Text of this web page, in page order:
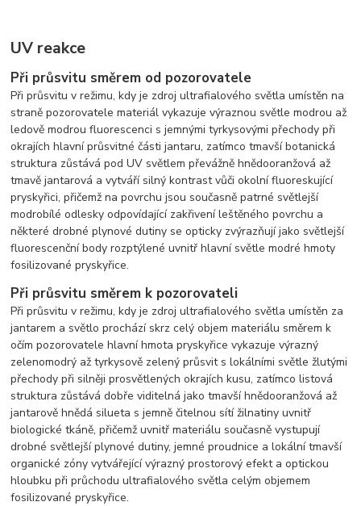
UV reakce
Při průsvitu směrem od pozorovatele
Při průsvitu v režimu, kdy je zdroj ultrafialového světla umístěn na
straně pozorovatele materiál vykazuje výraznou světle modrou až
ledově modrou fluorescenci s jemnými tyrkysovými přechody při
okrajích hlavní průsvitné části jantaru, zatímco tmavší botanická
struktura zůstává pod UV světlem převážně hnědooranžová až
tmavě jantarová a vytváří silný kontrast vůči okolní fluoreskující
pryskyřici, přičemž na povrchu jsou současně patrné světlejší
modrobílé odlesky odpovídající zakřivení leštěného povrchu a
některé drobné plynové dutiny se opticky zvýrazňují jako světlejší
fluorescenční body rozptýlené uvnitř hlavní světle modré hmoty
fosilizované pryskyřice.
Při průsvitu směrem k pozorovateli
Při průsvitu v režimu, kdy je zdroj ultrafialového světla umístěn za
jantarem a světlo prochází skrz celý objem materiálu směrem k
očím pozorovatele hlavní hmota pryskyřice vykazuje výrazný
zelenomodrý až tyrkysově zelený průsvit s lokálními světle žlutými
přechody při silněji prosvětlených okrajích kusu, zatímco listová
struktura zůstává dobře viditelná jako tmavší hnědooranžová až
jantarově hnědá silueta s jemně čitelnou sítí žilnatiny uvnitř
biologické tkáně, přičemž uvnitř materiálu současně vystupují
drobné světlejší plynové dutiny, jemné proudnice a lokální tmavší
organické zóny vytvářející výrazný prostorový efekt a optickou
hloubku při průchodu ultrafialového světla celým objemem
fosilizované pryskyřice.